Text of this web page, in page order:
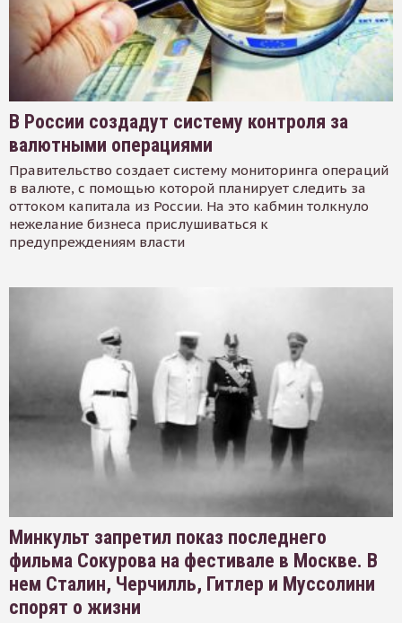
В России создадут систему контроля за
валютными операциями
Правительство создает систему мониторинга операций
в валюте, с помощью которой планирует следить за
оттоком капитала из России. На это кабмин толкнуло
нежелание бизнеса прислушиваться к
предупреждениям власти
Минкульт запретил показ последнего
фильма Сокурова на фестивале в Москве. В
нем Сталин, Черчилль, Гитлер и Муссолини
спорят о жизни